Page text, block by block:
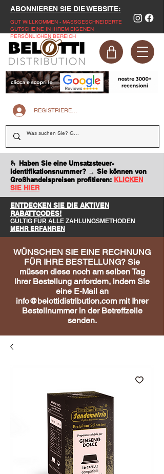
ABONNIEREN SIE DIE WEBSITE:
GUT WILLKOMMEN - MASSGESCHNEIDERTE
GUTSCHEINE IN IHREM EIGENEN
PERSÖNLICHEN BEREICH
REGISTRIEREN SIE SICH AUF DER WEBSITE
🫰 Haben Sie eine Umsatzsteuer-
Identifikationsnummer? → Sie können von
Großhandelspreisen profitieren: KLICKEN
SIE HIER
ENTDECKEN SIE DIE AKTIVEN
RABATTCODES!
GÜLTIG FÜR ALLE ZAHLUNGSMETHODEN
MEHR ERFAHREN
WÜNSCHEN SIE EINE RECHNUNG
FÜR IHRE BESTELLUNG? Sie
müssen diese noch am selben Tag
Ihrer Bestellung anfordern, indem Sie
eine E-Mail an
info@belottidistribution.com mit Ihrer
Bestellnummer in der Betreffzeile
senden.